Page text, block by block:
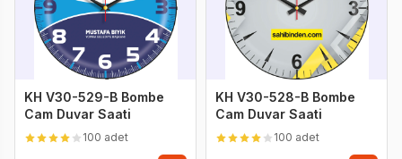
KH V30-529-B Bombe
Cam Duvar Saati
100 adet
KH V30-528-B Bombe
Cam Duvar Saati
100 adet